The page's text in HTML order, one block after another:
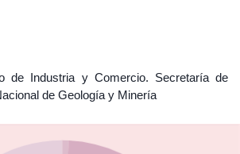
de Industria y Comercio. Secretaría de
de Geología y Minería